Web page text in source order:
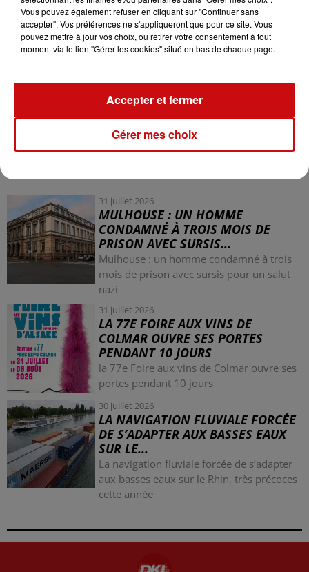
Informez-vous régulièrement sur l'évolution de la
situation.
En zone sensible aux crues, prenez les précautions
nécessaires pour protéger vos biens.
31 juillet 2026
MULHOUSE : UN HOMME
CONDAMNÉ À TROIS MOIS DE
PRISON AVEC SURSIS...
Mulhouse : un homme condamné à trois
mois de prison avec sursis pour un salut
nazi
31 juillet 2026
LA 77E FOIRE AUX VINS DE
COLMAR OUVRE SES PORTES
PENDANT 10 JOURS
la 77e Foire aux vins de Colmar ouvre ses
portes pendant 10 jours
30 juillet 2026
LA NAVIGATION FLUVIALE FORCÉE
DE S’ADAPTER AUX BASSES EAUX
SUR LE...
La navigation fluviale forcée de s’adapter
aux basses eaux sur le Rhin, très précoces
cette année
Vous pouvez également refuser en cliquant sur "Continuer sans
accepter". Vos préférences ne s'appliqueront que pour ce site. Vous
pouvez mettre à jour vos choix, ou retirer votre consentement à tout
moment via le lien "Gérer les cookies" situé en bas de chaque page.
Gérer mes choix
Accepter et fermer